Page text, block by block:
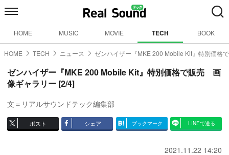
HOME MUSIC MOVIE TECH BOOK
HOME TECH ニュース ゼンハイザー『MKE 200 Mobile Kit』特別価格
ゼンハイザー『MKE 200 Mobile Kit』特別価格で販売 画
像ギャラリー [2/4]
文＝リアルサウンドテック編集部
ポスト シェア ブックマーク LINEで送る
2021.11.22 14:20